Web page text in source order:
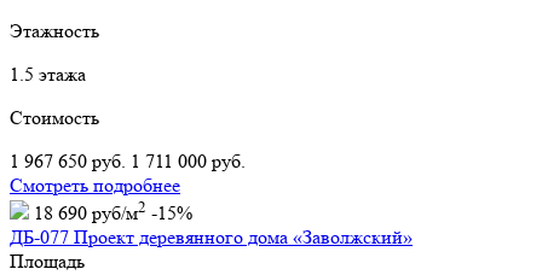
Этажность
1.5 этажа
Стоимость
1 967 650 руб. 1 711 000 руб.
Смотреть подробнее
18 690 руб/м2 -15%
ДБ-077 Проект деревянного дома «Заволжский»
Площадь